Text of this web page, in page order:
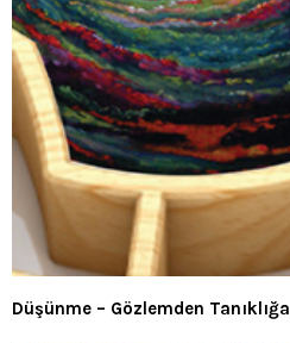
Düşünme – Gözlemden Tanıklığa